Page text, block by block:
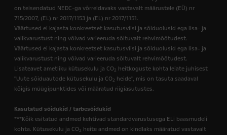
on teisendatud NEDC-ga võrreldavaks vastavalt määrustele (EÜ) nr
715/2007, (EL) nr 2017/1153 ja (EL) nr 2017/1151.
Väärtused ei kajasta konkreetset kasutusviisi ja sõiduolusid ega lisa- ja
valikvarustust ning võivad varieeruda sõltuvalt rehvimõõtudest.
Väärtused ei kajasta konkreetset kasutusviisi ja sõiduolusid ega lisa- ja
valikvarustust ning võivad varieeruda sõltuvalt rehvimõõtudest.
Lisateavet ametliku kütusekulu ja CO2 heitkoguste kohta leiate juhisest
"Uute sõiduautode kütusekulu ja CO2 heide", mis on tasuta saadaval
kõigis müügipunktides või määratud riigiasutustes.
Kasutatud sõidukid / tarbesõidukid
***Kõik esitatud andmed kehtivad standardvarustusega ELi baasmudeli
kohta. Kütusekulu ja CO2 heite andmed on kindlaks määratud vastavalt